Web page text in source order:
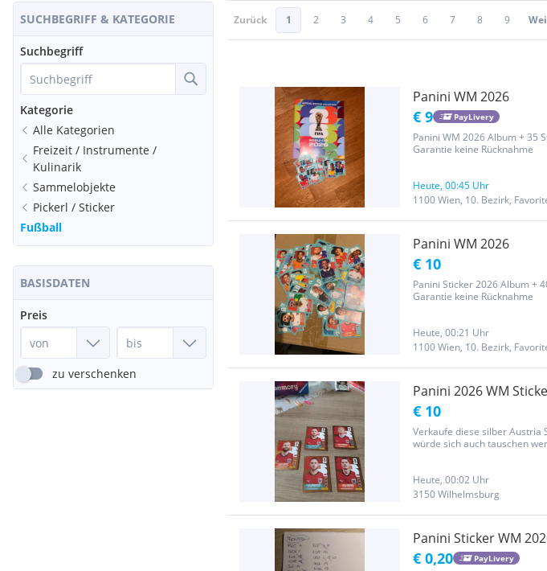
SUCHBEGRIFF & KATEGORIE
Suchbegriff
Kategorie
Alle Kategorien
Freizeit / Instrumente /
Kulinarik
Sammelobjekte
Pickerl / Sticker
Fußball
BASISDATEN
Preis
zu verschenken
Zurück 1 2 3 4 5 6 7 8 9
Panini WM 2026
€ 9 PayLivery
Panini WM 2026 Album + 35
Garantie keine Rücknahme
Heute, 00:45 Uhr
1100 Wien, 10. Bezirk,
Panini WM 2026
€ 10
Panini Sticker 2026 Album +
Garantie keine Rücknahme
Heute, 00:21 Uhr
1100 Wien, 10. Bezirk,
Panini 2026 WM
€ 10
Verkaufe diese silber Austria
würde sich auch tauschen
Heute, 00:02 Uhr
3150 Wilhelmsburg
Panini Sticker WM
€ 0,20 PayLivery